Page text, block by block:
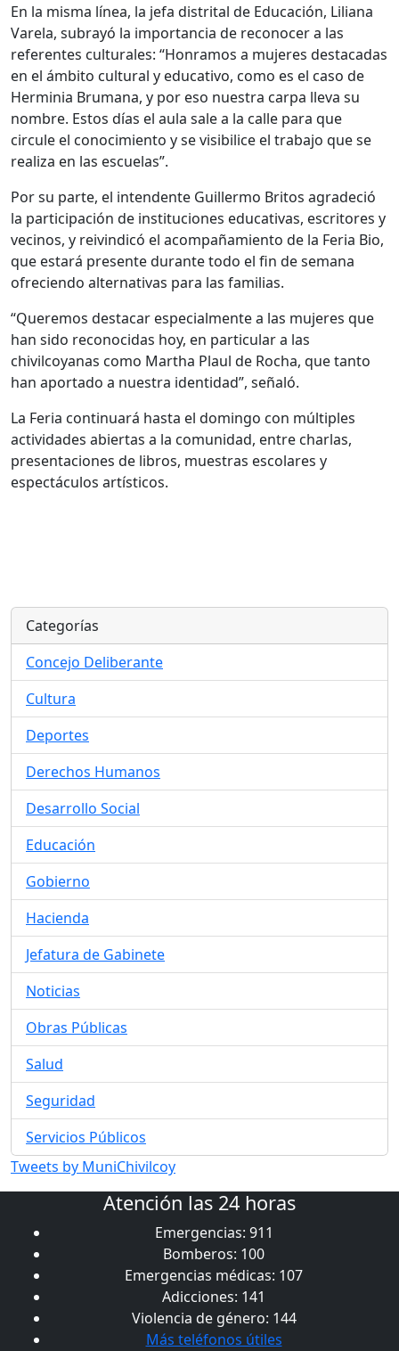
En la misma línea, la jefa distrital de Educación, Liliana
Varela, subrayó la importancia de reconocer a las
referentes culturales: “Honramos a mujeres destacadas
en el ámbito cultural y educativo, como es el caso de
Herminia Brumana, y por eso nuestra carpa lleva su
nombre. Estos días el aula sale a la calle para que
circule el conocimiento y se visibilice el trabajo que se
realiza en las escuelas”.
Por su parte, el intendente Guillermo Britos agradeció
la participación de instituciones educativas, escritores y
vecinos, y reivindicó el acompañamiento de la Feria Bio,
que estará presente durante todo el fin de semana
ofreciendo alternativas para las familias.
“Queremos destacar especialmente a las mujeres que
han sido reconocidas hoy, en particular a las
chivilcoyanas como Martha Plaul de Rocha, que tanto
han aportado a nuestra identidad”, señaló.
La Feria continuará hasta el domingo con múltiples
actividades abiertas a la comunidad, entre charlas,
presentaciones de libros, muestras escolares y
espectáculos artísticos.
Categorías
Concejo Deliberante
Cultura
Deportes
Derechos Humanos
Desarrollo Social
Educación
Gobierno
Hacienda
Jefatura de Gabinete
Noticias
Obras Públicas
Salud
Seguridad
Servicios Públicos
Tweets by MuniChivilcoy
Atención las 24 horas
Emergencias: 911
Bomberos: 100
Emergencias médicas: 107
Adicciones: 141
Violencia de género: 144
Más teléfonos útiles